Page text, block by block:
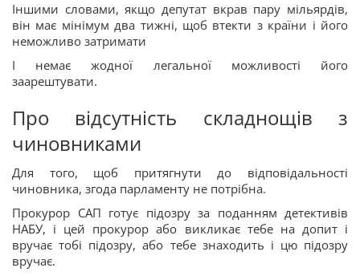
Іншими словами, якщо депутат вкрав пару мільярдів,
він має мінімум два тижні, щоб втекти з країни і його
неможливо затримати
І немає жодної легальної можливості його
заарештувати.
Про відсутність складнощів з
чиновниками
Для того, щоб притягнути до відповідальності
чиновника, згода парламенту не потрібна.
Прокурор САП готує підозру за поданням детективів
НАБУ, і цей прокурор або викликає тебе на допит і
вручає тобі підозру, або тебе знаходить і цю підозру
вручає.